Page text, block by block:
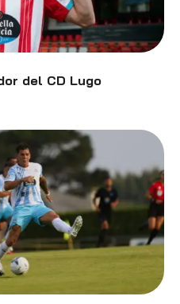
del CD Lugo